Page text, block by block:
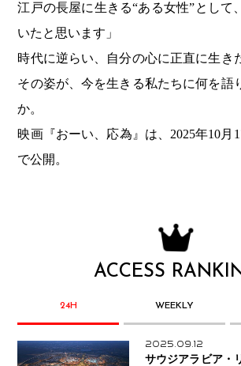
江戸の長屋に生きる“ある女性”として
いたと思います」
時代に逆らい、自分の心に正直に生き
その姿が、今を生きる私たちに何を語
か。
映画『おーい、応為』は、2025年10月
で公開。
ACCESS
24H WEEKLY
2025.09.12
サウジアラビア・